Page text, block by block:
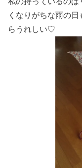
くなりがちな雨の
らうれしい♡